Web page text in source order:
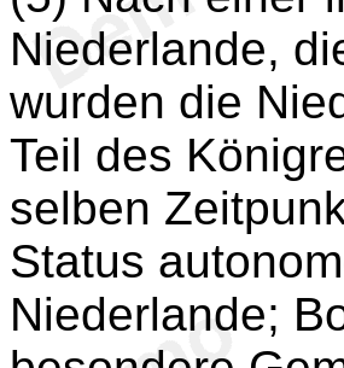
Niederlande,
wurden die
Teil des
selben
Status
Niederlande;